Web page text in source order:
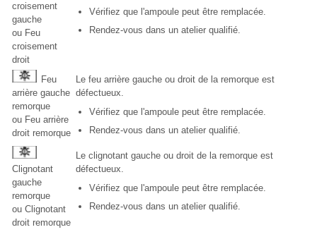
croisement
gauche
ou Feu
croisement
droit
Vérifiez que l'ampoule peut être remplacée.
Rendez-vous dans un atelier qualifié.
Feu
arrière gauche
remorque
ou Feu arrière
droit remorque
Le feu arrière gauche ou droit de la remorque est
défectueux.
Vérifiez que l'ampoule peut être remplacée.
Rendez-vous dans un atelier qualifié.
Clignotant
gauche
remorque
ou Clignotant
droit remorque
Le clignotant gauche ou droit de la remorque est
défectueux.
Vérifiez que l'ampoule peut être remplacée.
Rendez-vous dans un atelier qualifié.